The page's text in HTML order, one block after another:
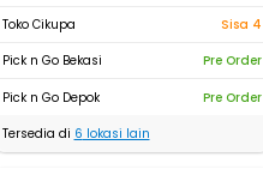
Toko Cikupa
Sisa 4
Pick n Go Bekasi
Pre Order
Pick n Go Depok
Pre Order
Tersedia di 6 lokasi lain